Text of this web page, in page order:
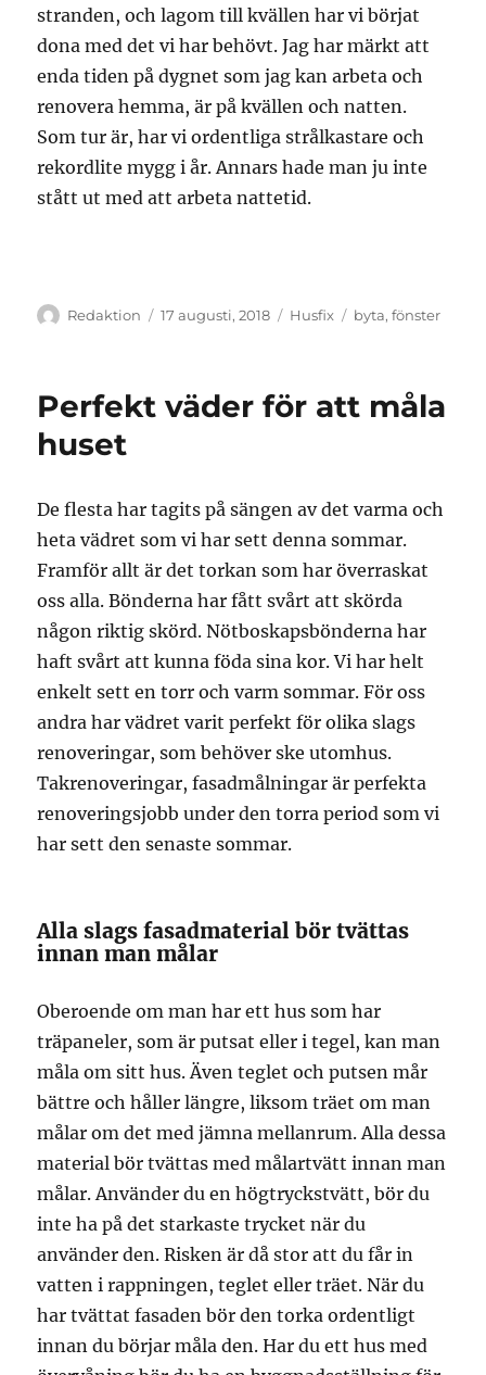
stranden, och lagom till kvällen har vi börjat
dona med det vi har behövt. Jag har märkt att
enda tiden på dygnet som jag kan arbeta och
renovera hemma, är på kvällen och natten.
Som tur är, har vi ordentliga strålkastare och
rekordlite mygg i år. Annars hade man ju inte
stått ut med att arbeta nattetid.
Författare
Redaktion
Publicerat
17 augusti, 2018 Kategorier
Husfix Etiketter
byta,fönster
Perfekt väder för att måla
huset
De flesta har tagits på sängen av det varma och
heta vädret som vi har sett denna sommar.
Framför allt är det torkan som har överraskat
oss alla. Bönderna har fått svårt att skörda
någon riktig skörd. Nötboskapsbönderna har
haft svårt att kunna föda sina kor. Vi har helt
enkelt sett en torr och varm sommar. För oss
andra har vädret varit perfekt för olika slags
renoveringar, som behöver ske utomhus.
Takrenoveringar, fasadmålningar är perfekta
renoveringsjobb under den torra period som vi
har sett den senaste sommar.
Alla slags fasadmaterial bör tvättas
innan man målar
Oberoende om man har ett hus som har
träpaneler, som är putsat eller i tegel, kan man
måla om sitt hus. Även teglet och putsen mår
bättre och håller längre, liksom träet om man
målar om det med jämna mellanrum. Alla dessa
material bör tvättas med målartvätt innan man
målar. Använder du en högtryckstvätt, bör du
inte ha på det starkaste trycket när du
använder den. Risken är då stor att du får in
vatten i rappningen, teglet eller träet. När du
har tvättat fasaden bör den torka ordentligt
innan du börjar måla den. Har du ett hus med